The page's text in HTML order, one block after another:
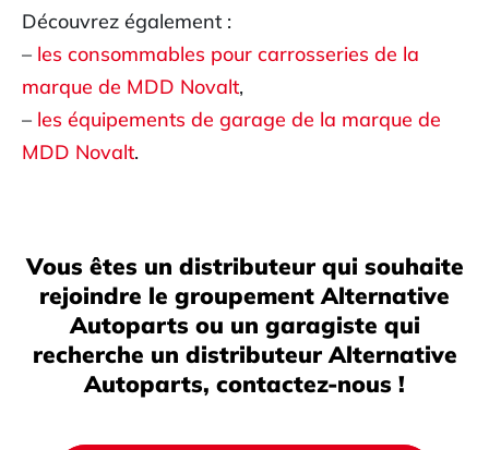
Découvrez également :
– les consommables pour carrosseries de la
marque de MDD Novalt,
– les équipements de garage de la marque de
MDD Novalt.
Vous êtes un distributeur qui souhaite
rejoindre le groupement Alternative
Autoparts ou un garagiste qui
recherche un distributeur Alternative
Autoparts, contactez-nous !